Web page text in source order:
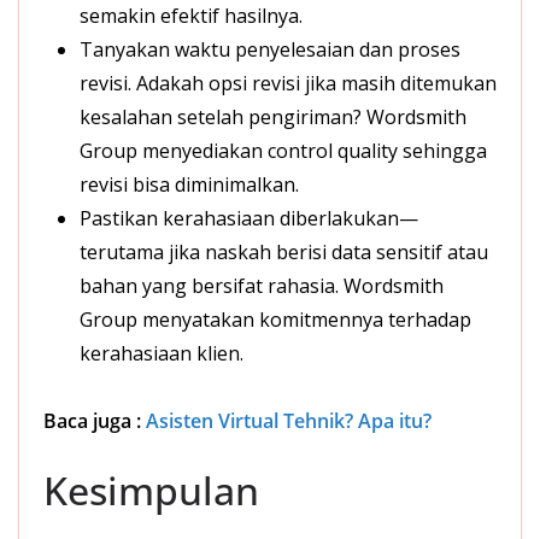
semakin efektif hasilnya.
Tanyakan waktu penyelesaian dan proses
revisi. Adakah opsi revisi jika masih ditemukan
kesalahan setelah pengiriman? Wordsmith
Group menyediakan control quality sehingga
revisi bisa diminimalkan.
Pastikan kerahasiaan diberlakukan—
terutama jika naskah berisi data sensitif atau
bahan yang bersifat rahasia. Wordsmith
Group menyatakan komitmennya terhadap
kerahasiaan klien.
Baca juga :Asisten Virtual Tehnik? Apa itu?
Kesimpulan